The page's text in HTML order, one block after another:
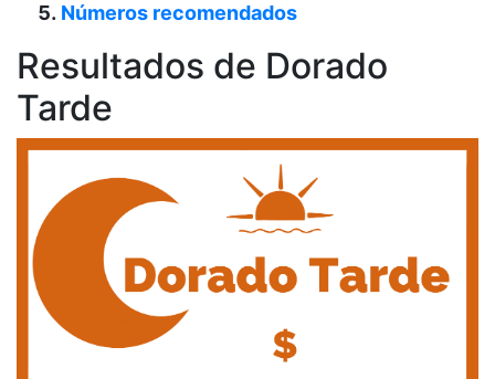
Números recomendados
Resultados de Dorado
Tarde